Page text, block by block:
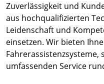
Zuverlässigkeit und
aus hochqualifizierten
Leidenschaft und
einsetzen. Wir bieten
Fahrerassistenzsysteme,
umfassenden Service